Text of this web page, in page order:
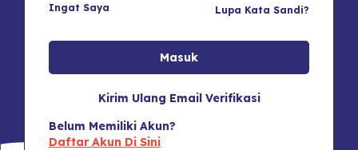
Ingat Saya Lupa Kata Sandi?
Kirim Ulang Email Verifikasi
Belum Memiliki Akun?
Daftar Akun Di Sini